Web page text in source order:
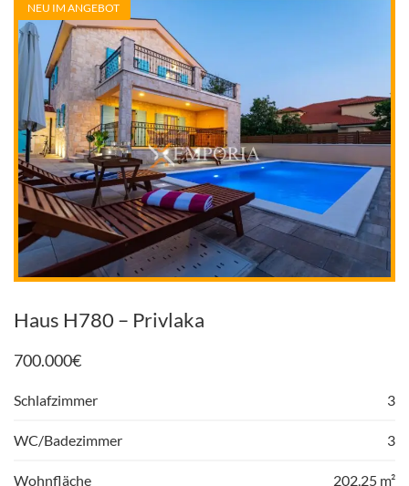
NEU IM ANGEBOT
Haus H780 – Privlaka
700.000€
Schlafzimmer 3
WC/Badezimmer 3
Wohnfläche 202,25 m²